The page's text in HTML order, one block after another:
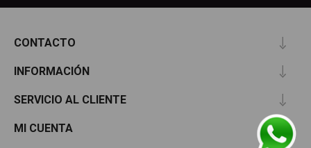
CONTACTO
INFORMACIÓN
SERVICIO AL CLIENTE
MI CUENTA